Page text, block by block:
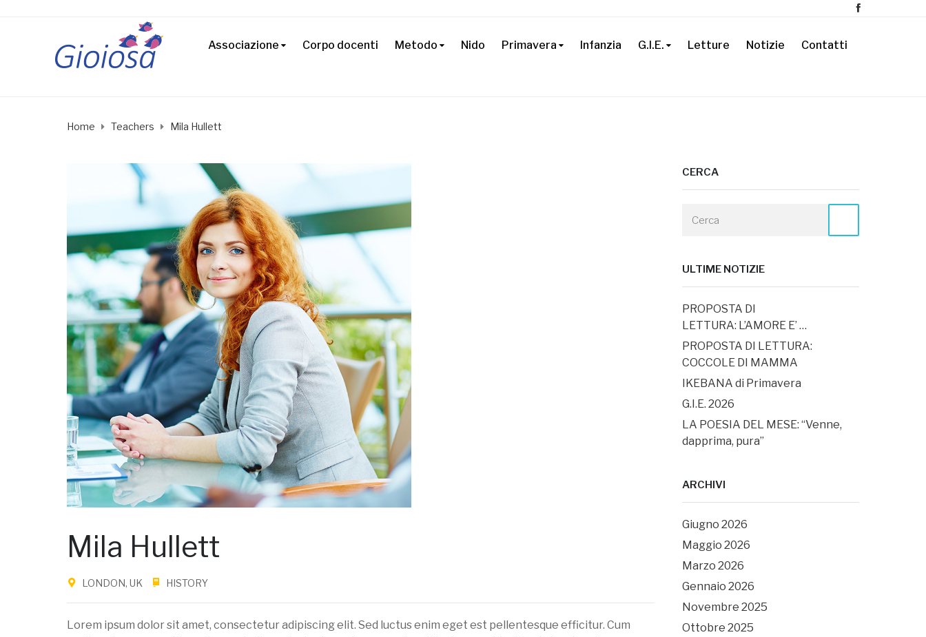
Associazione Corpo docenti Metodo Nido Primavera Infanzia G.I.E. Letture Notizie Contatti
Home Teachers Mila Hullett
Mila Hullett
LONDON, UK HISTORY
Lorem ipsum dolor sit amet, consectetur adipiscing elit. Sed luctus enim eget est pellentesque efficitur. Cum
CERCA
ULTIME NOTIZIE
PROPOSTA DI
LETTURA: L’AMORE E’ …
PROPOSTA DI LETTURA:
COCCOLE DI MAMMA
IKEBANA di Primavera
G.I.E. 2026
LA POESIA DEL MESE: “Venne,
dapprima, pura”
ARCHIVI
Giugno 2026
Maggio 2026
Marzo 2026
Gennaio 2026
Novembre 2025
Ottobre 2025